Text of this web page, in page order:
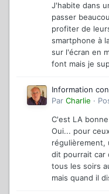
J'habite dans
passer
profiter de
smartphone à
sur l'écran en
font mais je
Information
Par Charlie ·
C'est LA
Oui... pour
régulièrement,
dit pourrait car
tous les soirs
mais quand il